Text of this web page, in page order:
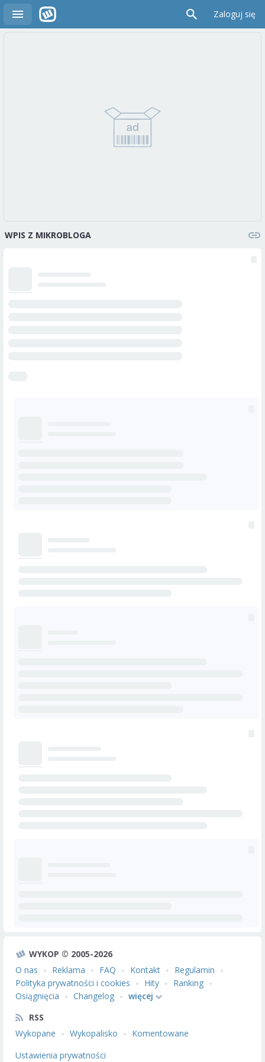
Zaloguj się
WPIS Z MIKROBLOGA
WYKOP © 2005-2026
O nas
Reklama FAQ Kontakt
Regulamin
Polityka prywatności i cookies
Hity
Ranking
Osiągnięcia
Changelog
więcej
RSS
Wykopane
Wykopalisko
Komentowane
Ustawienia prywatności